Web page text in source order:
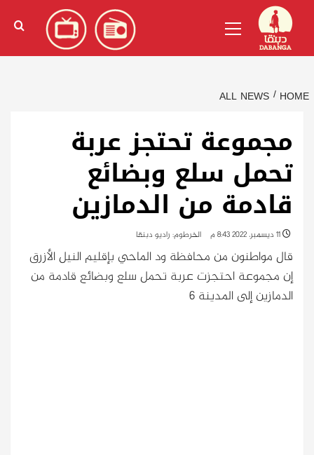
content
الإنجليزية)
Menu
HOME
ALL NEWS
مجموعة تحتجز عربة
تحمل سلع وبضائع
قادمة من الدمازين
الخرطوم: راديو دبنقا
قال مواطنون من محافظة ود الماحي بإقليم النيل الأزرق
إن مجموعة احتجزت عربة تحمل سلع وبضائع قادمة من
الدمازين إلى المدينة 6